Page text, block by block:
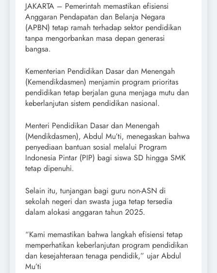
JAKARTA – Pemerintah memastikan efisiensi
Anggaran Pendapatan dan Belanja Negara
(APBN) tetap ramah terhadap sektor pendidikan
tanpa mengorbankan masa depan generasi
bangsa.
Kementerian Pendidikan Dasar dan Menengah
(Kemendikdasmen) menjamin program prioritas
pendidikan tetap berjalan guna menjaga mutu dan
keberlanjutan sistem pendidikan nasional.
Menteri Pendidikan Dasar dan Menengah
(Mendikdasmen), Abdul Mu’ti, menegaskan bahwa
penyediaan bantuan sosial melalui Program
Indonesia Pintar (PIP) bagi siswa SD hingga SMK
tetap dipenuhi.
Selain itu, tunjangan bagi guru non-ASN di
sekolah negeri dan swasta juga tetap tersedia
dalam alokasi anggaran tahun 2025.
“Kami memastikan bahwa langkah efisiensi tetap
memperhatikan keberlanjutan program pendidikan
dan kesejahteraan tenaga pendidik,” ujar Abdul
Mu’ti